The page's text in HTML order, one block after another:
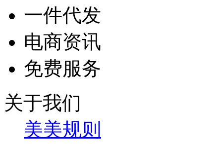
一件代发
电商资讯
免费服务
关于我们
美美规则